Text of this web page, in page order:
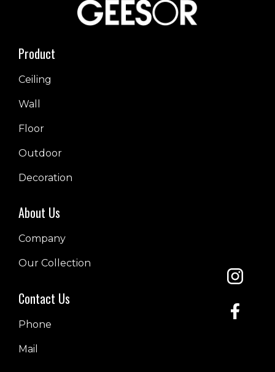
Product
Ceiling
Wall
Floor
Outdoor
Decoration
About Us
Company
Our Collection
Contact Us
Phone
Mail